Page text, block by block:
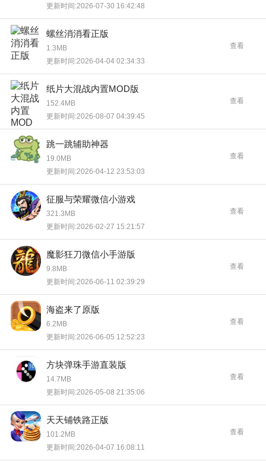
更新时间:2026-07-30 16:42:48
螺丝消消看正版
1.3MB
更新时间:2026-04-04 02:34:33
查看
纸片大混战内置MOD版
152.4MB
更新时间:2026-08-07 04:39:45
查看
跳一跳辅助神器
19.0MB
更新时间:2026-04-12 23:53:03
查看
征服与荣耀微信小游戏
321.3MB
更新时间:2026-02-27 15:21:57
查看
魔影狂刀微信小手游版
9.8MB
更新时间:2026-06-11 02:39:29
查看
海盗来了原版
6.2MB
更新时间:2026-06-05 12:52:23
查看
方块弹珠手游直装版
14.7MB
更新时间:2026-05-08 21:35:06
查看
天天铺铁路正版
101.2MB
更新时间:2026-04-07 16:08:11
查看